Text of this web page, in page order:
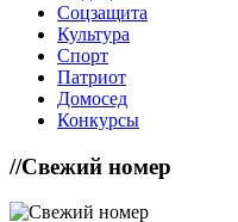
Соцзащита
Культура
Спорт
Патриот
Домосед
Конкурсы
//Свежий номер